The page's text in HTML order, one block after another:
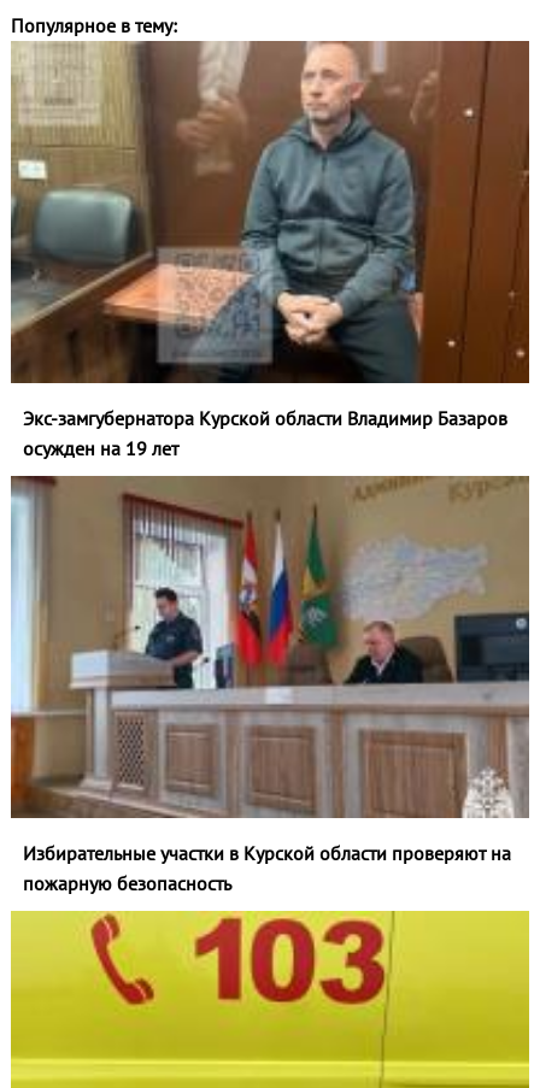
Популярное в тему:
Экс-замгубернатора Курской области Владимир Базаров
осужден на 19 лет
Избирательные участки в Курской области проверяют на
пожарную безопасность